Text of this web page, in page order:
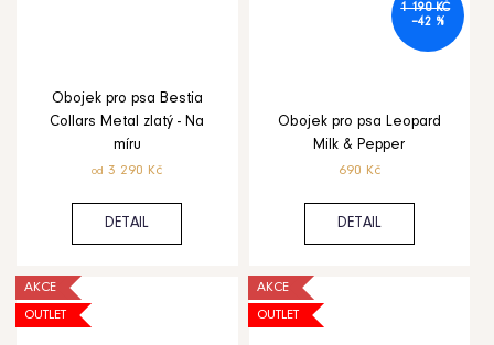
Obojek pro psa Bestia
Collars Metal zlatý - Na
míru
od 3 290 Kč
DETAIL
1 190 KČ
–42 %
Obojek pro psa Leopard
Milk & Pepper
690 Kč
DETAIL
AKCE
OUTLET
AKCE
OUTLET